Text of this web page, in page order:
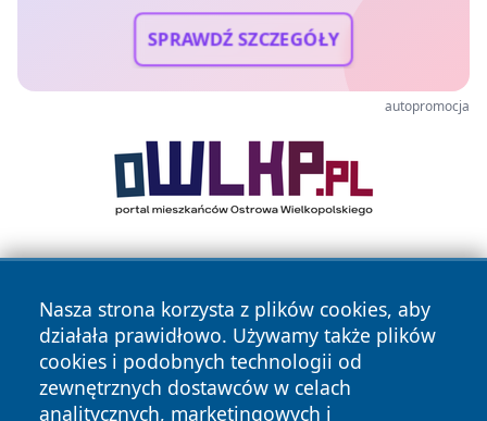
SPRAWDŹ SZCZEGÓŁY
autopromocja
Nasza strona korzysta z plików cookies, aby
działała prawidłowo. Używamy także plików
cookies i podobnych technologii od
zewnętrznych dostawców w celach
analitycznych, marketingowych i
Copyright © 2026 olkuszonline.pl Wszystkie prawa
zastrzeżone.